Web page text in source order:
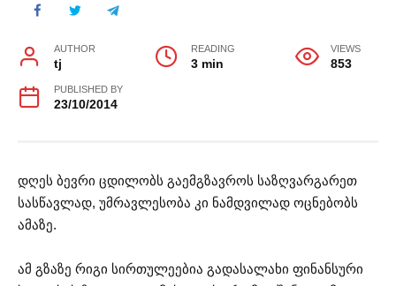
AUTHOR
tj
READING
3 min
VIEWS
853
PUBLISHED BY
23/10/2014
დღეს ბევრი ცდილობს გაემგზავროს საზღვარგარეთ
სასწავლად, უმრავლესობა კი ნამდვილად ოცნებობს
ამაზე.
ამ გზაზე რიგი სირთულეებია გადასალახი ფინანსური